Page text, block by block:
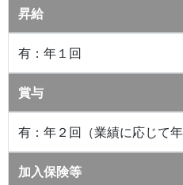
昇給
有：年１回
賞与
有：年２回（業績に応じて年
加入保険等